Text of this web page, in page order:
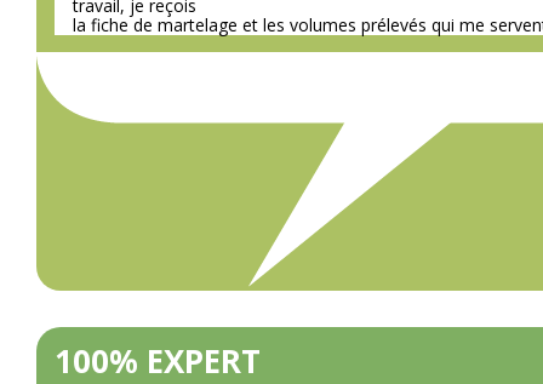
travail, je reçois
la fiche de martelage et les volumes prélevés qui me
100% EXPERT